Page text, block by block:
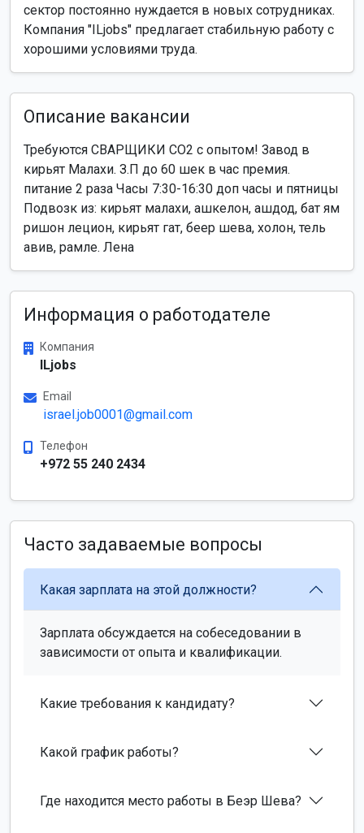
сектор постоянно нуждается в новых сотрудниках.
Компания "ILjobs" предлагает стабильную работу с
хорошими условиями труда.
Описание вакансии
Требуются СВАРЩИКИ CO2 с опытом! Завод в
кирьят Малахи. З.П до 60 шек в час премия.
питание 2 раза Часы 7:30-16:30 доп часы и пятницы
Подвозк из: кирьят малахи, ашкелон, ашдод, бат ям
ришон лецион, кирьят гат, беер шева, холон, тель
авив, рамле. Лена
Информация о работодателе
Компания
ILjobs
Email
israel.job0001@gmail.com
Телефон
+972 55 240 2434
Часто задаваемые вопросы
Какая зарплата на этой должности?
Зарплата обсуждается на собеседовании в
зависимости от опыта и квалификации.
Какие требования к кандидату?
Какой график работы?
Где находится место работы в Беэр Шева?